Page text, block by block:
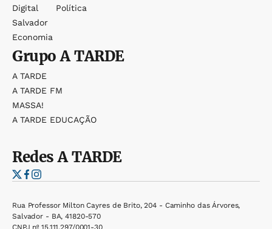
Digital
Salvador
Economia
Política
GrupoA TARDE
A TARDE
A TARDE FM
MASSA!
A TARDE EDUCAÇÃO
RedesA TARDE
Rua Professor Milton Cayres de Brito, 204 - Caminho das Árvores,
Salvador - BA, 41820-570
CNPJ nº 15.111.297/0001-30